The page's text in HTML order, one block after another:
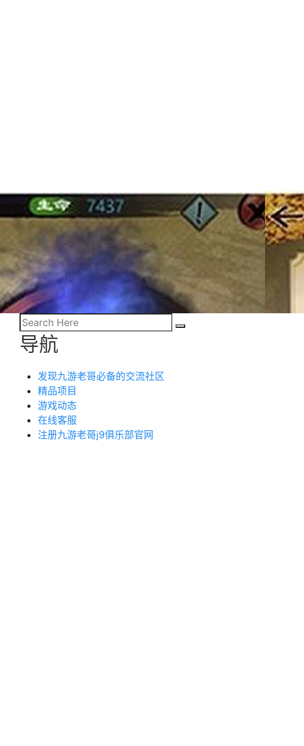
导航
发现九游老哥必备的交流社区
精品项目
游戏动态
在线客服
注册九游老哥j9俱乐部官网